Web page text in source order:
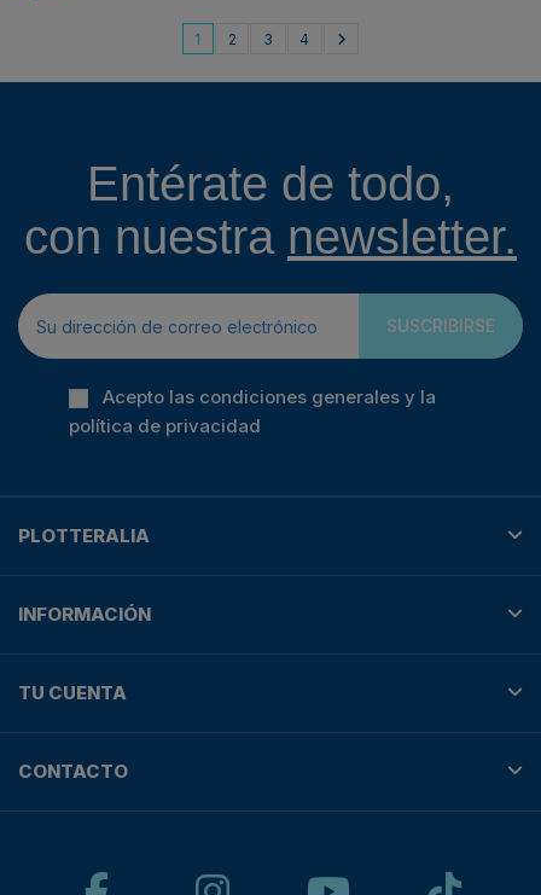
1 2 3 4
Entérate de todo,
con nuestra newsletter.
SUSCRIBIRSE
Acepto las condiciones generales y la
política de privacidad
PLOTTERALIA
INFORMACIÓN
TU CUENTA
CONTACTO